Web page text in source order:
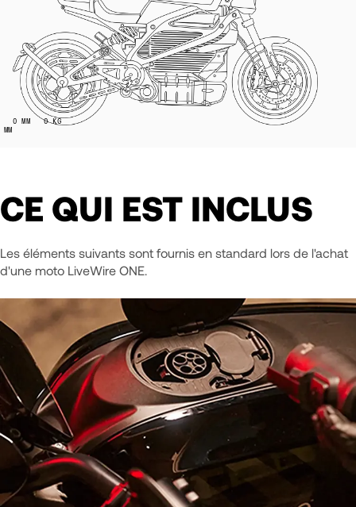
0 MM 0KG
CE QUI EST INCLUS
Les éléments suivants sont fournis en standard lors de l'achat
d'une moto LiveWire ONE.